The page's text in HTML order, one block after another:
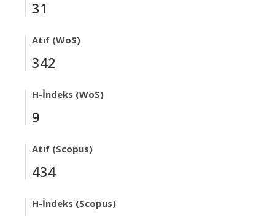
31
Atıf (WoS)
342
H-İndeks (WoS)
9
Atıf (Scopus)
434
H-İndeks (Scopus)